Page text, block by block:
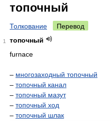
топочный
Толкование Перевод
1
топочный
furnace
– многозаходный топочный
– топочный канал
– топочный мазут
– топочный ход
– топочный шлак